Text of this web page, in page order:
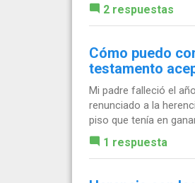
2 respuestas
Cómo puedo
testamento
Mi padre falleció el
renunciado a la
piso que tenía en
1 respuesta